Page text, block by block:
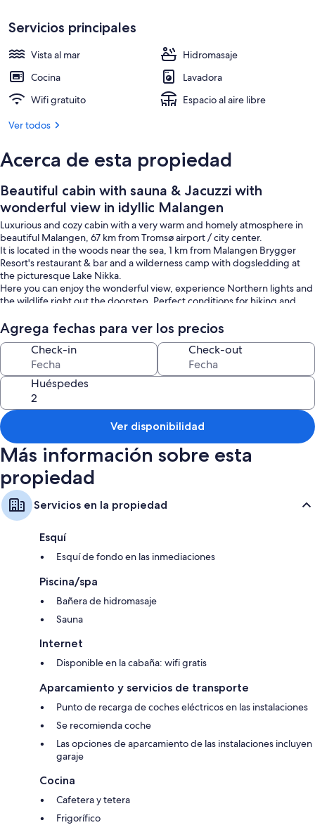
Servicios principales
Vista al mar
Hidromasaje
Cocina
Lavadora
Wifi gratuito
Espacio al aire libre
Ver todos
Acerca de esta propiedad
Beautiful cabin with sauna & Jacuzzi with
wonderful view in idyllic Malangen
Luxurious and cozy cabin with a very warm and homely atmosphere in
beautiful Malangen, 67 km from Tromsø airport / city center.
It is located in the woods near the sea, 1 km from Malangen Brygger
Resort's restaurant & bar and a wilderness camp with dogsledding at
the picturesque Lake Nikka.
Here you can enjoy the wonderful view, experience Northern lights and
the wildlife right out the doorstep. Perfect conditions for hiking and
There is a free parking place just near the cabin. A 4WD car is highly
recommended for winter driving in our region.
Agrega fechas para ver los precios
Check-in Check-out
Huéspedes
Ver disponibilidad
Más información sobre esta
propiedad
Servicios en la propiedad
Esquí
Esquí de fondo en las inmediaciones
Piscina/spa
Bañera de hidromasaje
Sauna
Internet
Disponible en la cabaña: wifi gratis
Aparcamiento y servicios de transporte
Punto de recarga de coches eléctricos en las instalaciones
Se recomienda coche
Las opciones de aparcamiento de las instalaciones incluyen
garaje
Cocina
Cafetera y tetera
Frigorífico